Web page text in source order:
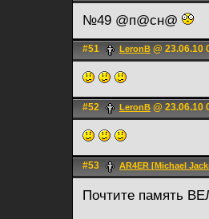
№49 @п@сн@
#51 LerоnB @ 23.06.10
#52 LerоnB @ 23.06.10
#53 AR4ER [Michael
Почтите память